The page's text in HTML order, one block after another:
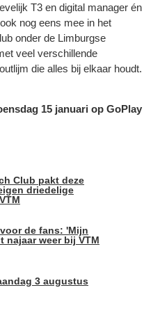
T3 en digital manager én
nog eens mee in het
onder de Limburgse
veel verschillende
die alles bij elkaar houdt.
15 januari op GoPlay
Club pakt deze
driedelige
de fans: 'Mijn
najaar weer bij VTM
3 augustus